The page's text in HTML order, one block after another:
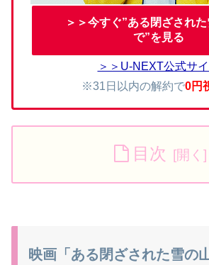
＞＞今すぐ”ある閉ざされ
で”を見る
＞＞U-NEXT公式サイ
※31日以内の解約で0円
目次
映画「ある閉ざされた雪の